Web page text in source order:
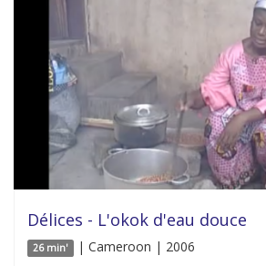
Délices - L'okok d'eau douce
26 min' | Cameroon | 2006